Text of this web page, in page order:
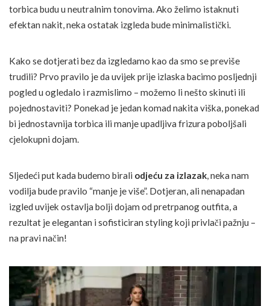
torbica budu u neutralnim tonovima. Ako želimo istaknuti
efektan nakit, neka ostatak izgleda bude minimalistički.
Kako se dotjerati bez da izgledamo kao da smo se previše
trudili? Prvo pravilo je da uvijek prije izlaska bacimo posljednji
pogled u ogledalo i razmislimo – možemo li nešto skinuti ili
pojednostaviti? Ponekad je jedan komad nakita viška, ponekad
bi jednostavnija torbica ili manje upadljiva frizura poboljšali
cjelokupni dojam.
Sljedeći put kada budemo birali odjeću za izlazak, neka nam
vodilja bude pravilo “manje je više”. Dotjeran, ali nenapadan
izgled uvijek ostavlja bolji dojam od pretrpanog outfita, a
rezultat je elegantan i sofisticiran styling koji privlači pažnju –
na pravi način!